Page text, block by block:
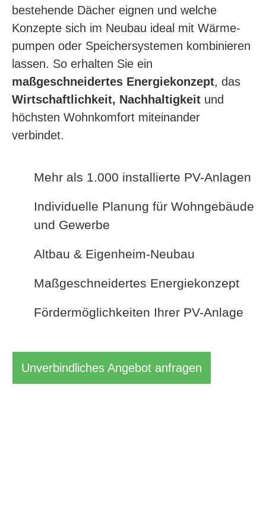
bestehende Dächer eignen und welche
Konzepte sich im Neubau ideal mit Wärme­
pumpen oder Speicher­sys­temen kombinieren
lassen. So erhalten Sie ein
maßgeschneidertes Energie­konzept, das
Wirtschaftlichkeit, Nachhaltigkeit und
höchsten Wohnkomfort miteinander
verbindet.
Mehr als 1.000 installierte PV-Anlagen
Individuelle Planung für Wohngebäude
und Gewerbe
Altbau & Eigenheim-Neubau
Maßgeschneidertes Energiekonzept
Fördermöglichkeiten Ihrer PV-Anlage
Unverbindliches Angebot anfragen